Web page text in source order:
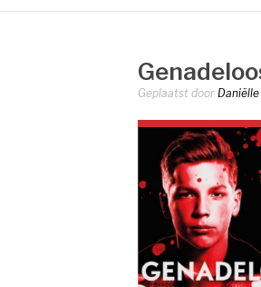
Geplaatst door